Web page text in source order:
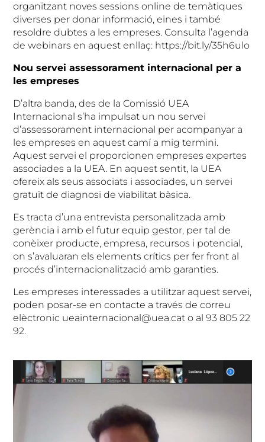
organitzant noves sessions online de temàtiques
diverses per donar informació, eines i també
resoldre dubtes a les empreses. Consulta l’agenda
de webinars en aquest enllaç: https://bit.ly/35h6ulo
Nou servei assessorament internacional per a
les empreses
D’altra banda, des de la Comissió UEA
Internacional s’ha impulsat un nou servei
d’assessorament internacional per acompanyar a
les empreses en aquest camí a mig termini.
Aquest servei el proporcionen empreses expertes
associades a la UEA. En aquest sentit, la UEA
ofereix als seus associats i associades, un servei
gratuït de diagnosi de viabilitat bàsica.
Es tracta d’una entrevista personalitzada amb
gerència i amb el futur equip gestor, per tal de
conèixer producte, empresa, recursos i potencial,
on s’avaluaran els elements crítics per fer front al
procés d’internacionalització amb garanties.
Les empreses interessades a utilitzar aquest servei,
poden posar-se en contacte a través de correu
elèctronic ueainternacional@uea.cat o al 93 805 22
92.